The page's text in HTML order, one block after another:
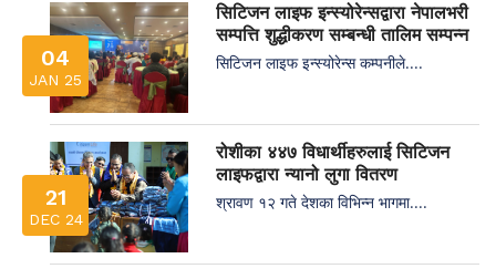
04
JAN 25
सिटिजन लाइफ इन्स्योरेन्सद्वारा नेपालभरी
सम्पत्ति शुद्धीकरण सम्बन्धी तालिम सम्पन्न
सिटिजन लाइफ इन्स्योरेन्स कम्पनीले....
21
DEC 24
रोशीका ४४७ विधार्थीहरुलाई सिटिजन
लाइफद्वारा न्यानो लुगा वितरण
श्रावण १२ गते देशका विभिन्न भागमा....